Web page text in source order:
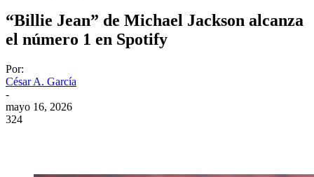
“Billie Jean” de Michael Jackson alcanza
el número 1 en Spotify
Por:
César A. García
-
mayo 16, 2026
324